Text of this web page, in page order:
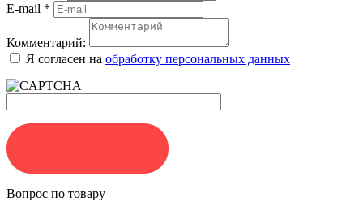
E-mail *
Комментарий:
Я согласен на обработку персональных данных
Вопрос по товару